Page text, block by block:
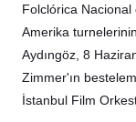
Folclórica
Amerika
Aydıngöz, 8
Zimmer'ın
İstanbul Film